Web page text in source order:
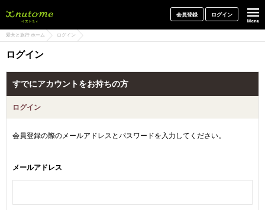
会員登録 ログイン
愛犬と旅行 ホーム ログイン
ログイン
すでにアカウントをお持ちの方
ログイン
会員登録の際のメールアドレスとパスワードを入力してください。
メールアドレス